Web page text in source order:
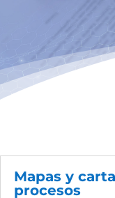
Mapas y
procesos